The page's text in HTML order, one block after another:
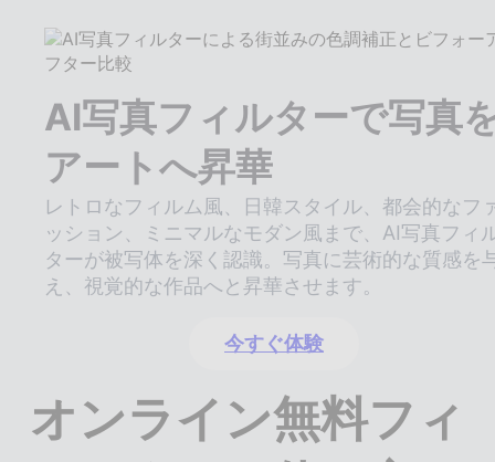
AI写真フィルターで写真
アートへ昇華
レトロなフィルム風、日韓スタイル、都会的なフ
ッション、ミニマルなモダン風まで、AI写真フィ
ターが被写体を深く認識。写真に芸術的な質感を
え、視覚的な作品へと昇華させます。
今すぐ体験
オンライン無料フィ